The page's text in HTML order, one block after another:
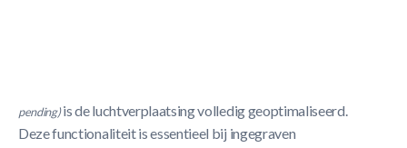
pending)is de luchtverplaatsing volledig geoptimaliseerd.
Deze functionaliteit is essentieel bij ingegraven